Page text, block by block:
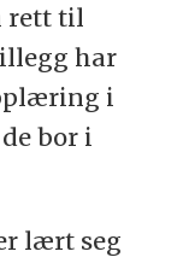
rett til
har
i
bor i
lært seg